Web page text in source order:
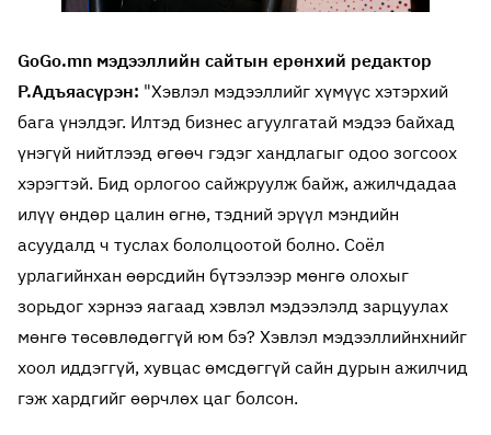
GoGo.mn мэдээллийн сайтын ерөнхий редактор
Р.Адъяасүрэн: "Хэвлэл мэдээллийг хүмүүс хэтэрхий
бага үнэлдэг. Илтэд бизнес агуулгатай мэдээ байхад
үнэгүй нийтлээд өгөөч гэдэг хандлагыг одоо зогсоох
хэрэгтэй. Бид орлогоо сайжруулж байж, ажилчдадаа
илүү өндөр цалин өгнө, тэдний эрүүл мэндийн
асуудалд ч туслах бололцоотой болно. Соёл
урлагийнхан өөрсдийн бүтээлээр мөнгө олохыг
зорьдог хэрнээ яагаад хэвлэл мэдээлэлд зарцуулах
мөнгө төсөвлөдөггүй юм бэ? Хэвлэл мэдээллийнхнийг
хоол иддэггүй, хувцас өмсдөггүй сайн дурын ажилчид
гэж хардгийг өөрчлөх цаг болсон.